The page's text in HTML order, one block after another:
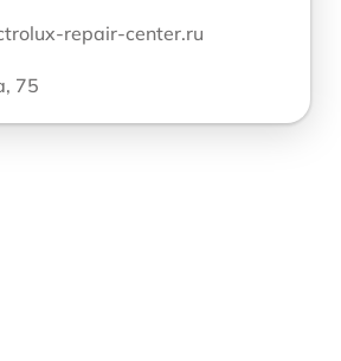
repair-center.ru
75